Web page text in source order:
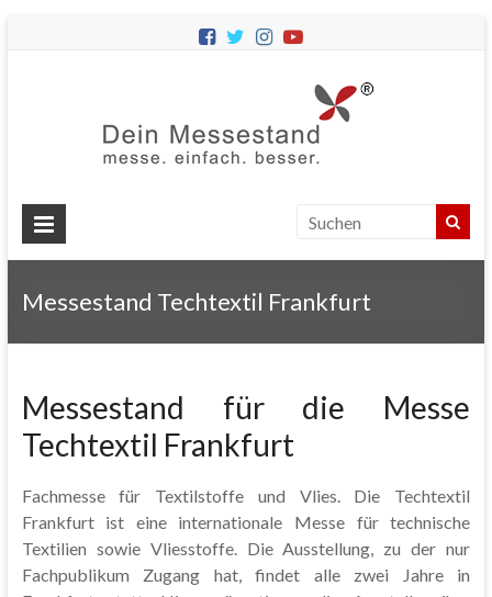
Messestände
für
Messestand Techtextil Frankfurt
Messestand für die Messe
Techtextil Frankfurt
Fachmesse für Textilstoffe und Vlies. Die Techtextil
Frankfurt ist eine internationale Messe für technische
Textilien sowie Vliesstoffe. Die Ausstellung, zu der nur
Fachpublikum Zugang hat, findet alle zwei Jahre in